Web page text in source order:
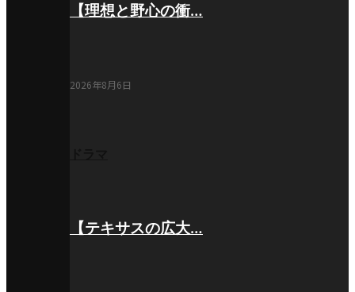
【理想と野心の衝…
2026年8月6日
【テキサスの広大…